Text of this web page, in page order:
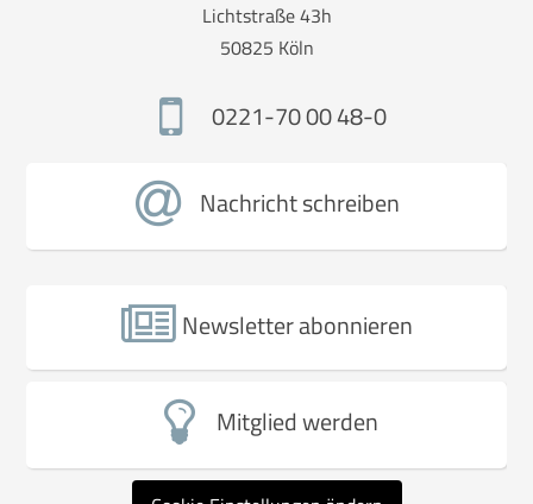
Lichtstraße 43h
50825 Köln
0221-70 00 48-0
Nachricht schreiben
Newsletter abonnieren
Mitglied werden